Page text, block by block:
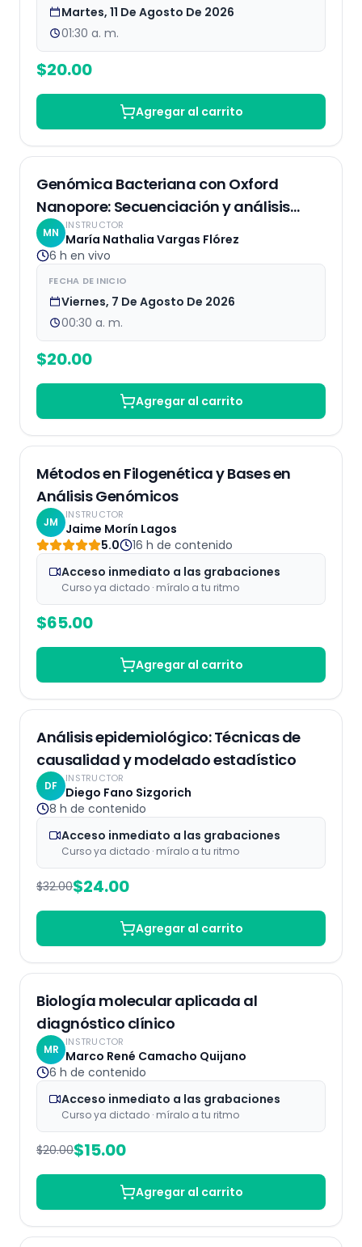
Martes, 11 De Agosto De 2026
01:30 a. m.
$20.00
Agregar al carrito
Genómica Bacteriana con Oxford
Nanopore: Secuenciación y análisis
bioinformático
MN
INSTRUCTOR
María Nathalia Vargas Flórez
6 h en vivo
FECHA DE INICIO
Viernes, 7 De Agosto De 2026
00:30 a. m.
$20.00
Agregar al carrito
Métodos en Filogenética y Bases en
Análisis Genómicos
JM
INSTRUCTOR
Jaime Morín Lagos
5.0
16 h de contenido
Acceso inmediato a las grabaciones
Curso ya dictado · míralo a tu ritmo
$65.00
Agregar al carrito
25% OFF Grabaciones
Análisis epidemiológico: Técnicas de
causalidad y modelado estadístico
DF
INSTRUCTOR
Diego Fano Sizgorich
8 h de contenido
Acceso inmediato a las grabaciones
Curso ya dictado · míralo a tu ritmo
$32.00$24.00
Agregar al carrito
25% OFF Grabaciones
Biología molecular aplicada al
diagnóstico clínico
MR
INSTRUCTOR
Marco René Camacho Quijano
6 h de contenido
Acceso inmediato a las grabaciones
Curso ya dictado · míralo a tu ritmo
$20.00$15.00
Agregar al carrito